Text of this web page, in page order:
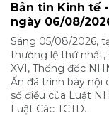
Bản tin Kinh tế
ngày 06/08/
Sáng 05/08/2026,
thường lệ thứ nhất,
XVI, Thống đốc
Ấn đã trình bày nội
số điều của Luật
Luật Các TCTD.